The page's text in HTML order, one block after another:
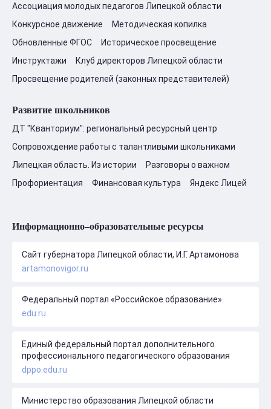
Ассоциация молодых педагогов Липецкой области
Конкурсное движение
Методическая копилка
Обновленные ФГОС
Историческое просвещение
Инструктажи
Клуб директоров Липецкой области
Просвещение родителей (законных представителей)
Развитие школьников
ДТ "Кванториум": региональный ресурсный центр
Сопровождение работы с талантливыми школьниками
Липецкая область. Из истории
Разговоры о важном
Профориентация
Финансовая культура Яндекс Лицей
Информационно–образовательные ресурсы
Сайт губернатора Липецкой области, И.Г. Артамонова
artamonovigor.ru
Федеральный портал «Российское образование»
edu.ru
Единый федеральный портал дополнительного
профессионального педагогического образования
dppo.edu.ru
Министерство образования Липецкой области